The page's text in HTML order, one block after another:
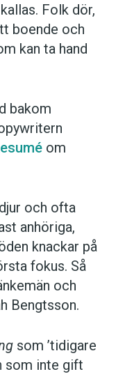
Folk dör,
boende och
kan ta hand
bakom
om
och ofta
anhöriga,
knackar på
fokus. Så
och
Bengtsson.
som ’tidigare
som inte gift